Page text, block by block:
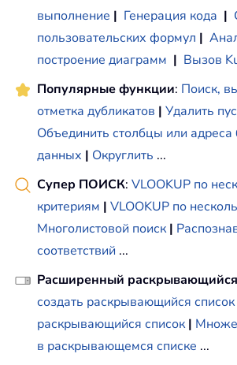
выполнение | Генерация кода |
пользовательских формул |
построение диаграмм | Вызов
Популярные функции: Поиск,
отметка дубликатов | Удалить
Объединить столбцы или адреса
данных | Округлить ...
Супер ПОИСК: VLOOKUP по
критериям | VLOOKUP по
Многолистовой поиск |
соответствий ...
Расширенный
создать раскрывающийся список
раскрывающийся список |
в раскрывающемся списке ...